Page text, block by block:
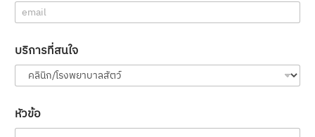
บริการที่สนใจ
หัวข้อ